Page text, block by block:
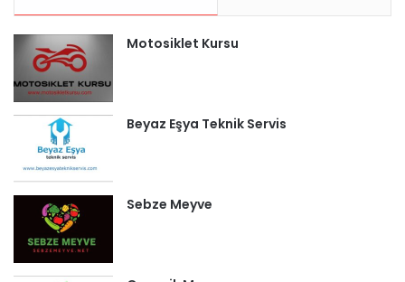
Motosiklet Kursu
Beyaz Eşya Teknik Servis
Sebze Meyve